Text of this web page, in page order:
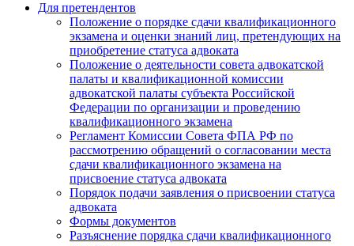
Для претендентов
Положение о порядке сдачи квалификационного
экзамена и оценки знаний лиц, претендующих на
приобретение статуса адвоката
Положение о деятельности совета адвокатской
палаты и квалификационной комиссии
адвокатской палаты субъекта Российской
Федерации по организации и проведению
квалификационного экзамена
Регламент Комиссии Совета ФПА РФ по
рассмотрению обращений о согласовании места
сдачи квалификационного экзамена на
присвоение статуса адвоката
Порядок подачи заявления о присвоении статуса
адвоката
Формы документов
Разъяснение порядка сдачи квалификационного